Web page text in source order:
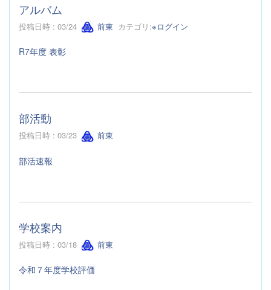
アルバム
投稿日時 : 03/24 前東 カテゴリ:※ログイン
R7年度 表彰
部活動
投稿日時 : 03/23 前東
部活速報
学校案内
投稿日時 : 03/18 前東
令和７年度学校評価